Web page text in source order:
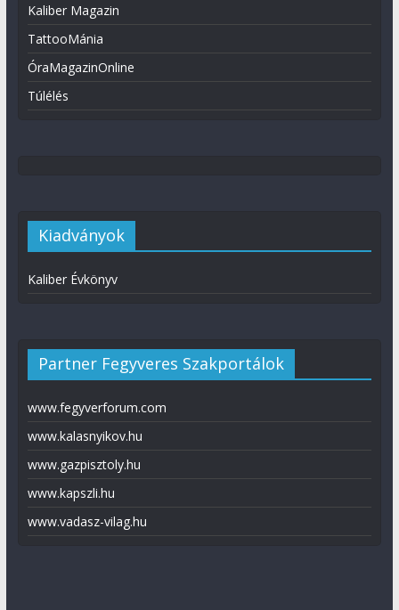
Kaliber Magazin
TattooMánia
ÓraMagazinOnline
Túlélés
Kiadványok
Kaliber Évkönyv
Partner Fegyveres Szakportálok
www.fegyverforum.com
www.kalasnyikov.hu
www.gazpisztoly.hu
www.kapszli.hu
www.vadasz-vilag.hu